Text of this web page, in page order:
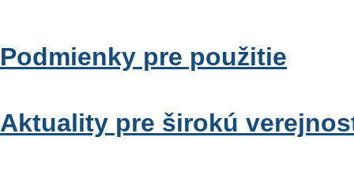
Podmienky pre použitie
Aktuality pre širokú